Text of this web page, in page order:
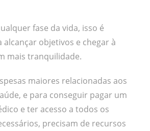
fase da vida, isso é
objetivos e chegar à
mais tranquilidade.
maiores relacionadas aos
e para conseguir pagar um
e ter acesso a todos os
precisam de recursos